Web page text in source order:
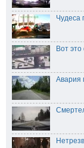
Чудеса
Вот
Авария